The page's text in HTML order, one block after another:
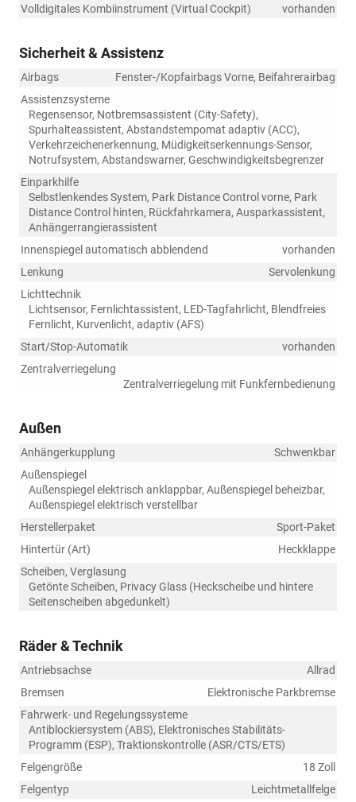
Volldigitales Kombiinstrument (Virtual Cockpit)
vorhanden
Sicherheit & Assistenz
Airbags
Fenster-/Kopfairbags Vorne, Beifahrerairbag
Assistenzsysteme
Regensensor, Notbremsassistent (City-Safety),
Spurhalteassistent, Abstandstempomat adaptiv (ACC),
Verkehrzeichenerkennung, Müdigkeitserkennungs-Sensor,
Notrufsystem, Abstandswarner, Geschwindigkeitsbegrenzer
Einparkhilfe
Selbstlenkendes System, Park Distance Control vorne, Park
Distance Control hinten, Rückfahrkamera, Ausparkassistent,
Anhängerrangierassistent
Innenspiegel automatisch abblendend
vorhanden
Lenkung
Servolenkung
Lichttechnik
Lichtsensor, Fernlichtassistent, LED-Tagfahrlicht, Blendfreies
Fernlicht, Kurvenlicht, adaptiv (AFS)
Start/Stop-Automatik
vorhanden
Zentralverriegelung
Zentralverriegelung mit Funkfernbedienung
Außen
Anhängerkupplung
Schwenkbar
Außenspiegel
Außenspiegel elektrisch anklappbar, Außenspiegel beheizbar,
Außenspiegel elektrisch verstellbar
Herstellerpaket
Sport-Paket
Hintertür (Art)
Heckklappe
Scheiben, Verglasung
Getönte Scheiben, Privacy Glass (Heckscheibe und hintere
Seitenscheiben abgedunkelt)
Räder & Technik
Antriebsachse
Allrad
Bremsen
Elektronische Parkbremse
Fahrwerk- und Regelungssysteme
Antiblockiersystem (ABS), Elektronisches Stabilitäts-
Programm (ESP), Traktionskontrolle (ASR/CTS/ETS)
Felgengröße
18 Zoll
Felgentyp
Leichtmetallfelge